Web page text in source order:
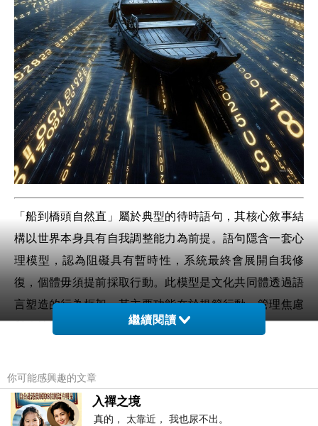
「船到橋頭自然直」屬於典型的待時語句，其核心敘事結
構以世界本身具有自我調整能力為前提。語句隱含一套心
理模型，認為阻礙具有暫時性，系統最終會展開自我修
復，個體毋須提前採取行動。此模型是文化共同體透過語
言塑造的行為框架。其主要功能在於規範行動、管理焦慮
情勢簡化為可被動等待的事件流。當問題被視為可自然消
解，個體的行動負擔被降低。由於行動通常伴隨成本、風
險與不確定性，「自然直」提供一個替代方案，使個體能
繼續閱讀
你可能感興趣的文章
入禪之境
真的， 太靠近， 我也尿不出。